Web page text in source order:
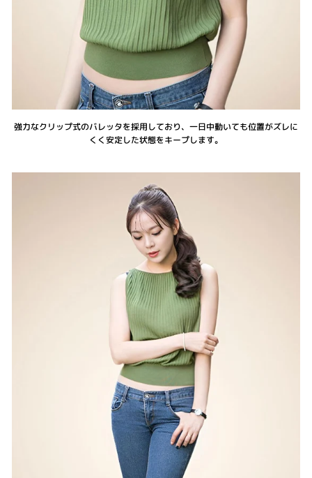
強力なクリップ式のバレッタを採用しており、一日中動いても位置がズレに
くく安定した状態をキープします。